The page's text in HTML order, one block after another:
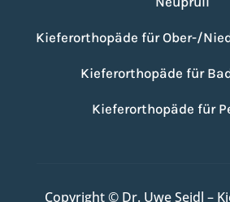
Kieferorthopäde für Ober-/
Kieferorthopäde für
Kieferorthopäde für
Copyright © Dr. Uwe Seidl –